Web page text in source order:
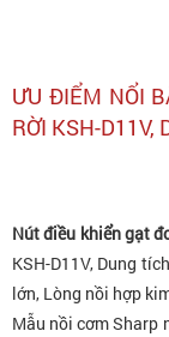
ƯU ĐIỂM NỔI
RỜI KSH-D11V,
Nút điều khiển gạt
KSH-D11V, Dung
lớn, Lòng nồi hợp
Mẫu nồi cơm Sharp